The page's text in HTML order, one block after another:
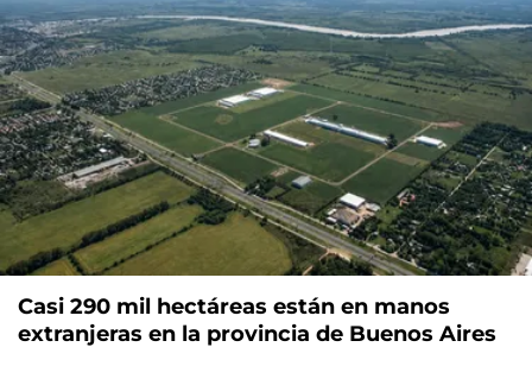
Casi 290 mil hectáreas están en manos
extranjeras en la provincia de Buenos Aires